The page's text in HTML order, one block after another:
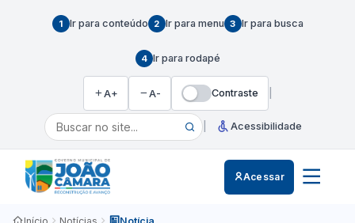
1 Ir para conteúdo 2 Ir para menu 3 Ir para busca
4 Ir para rodapé
A+ A- Contraste
| Acessibilidade
Acessar